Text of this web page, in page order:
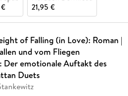
21,95 €
of Falling (in Love): Roman |
und vom Fliegen
Der emotionale Auftakt des
Duets